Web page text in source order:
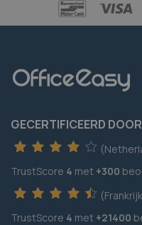
GECERTIFICEERD
TrustScore 4 met +300
TrustScore 4 met +21400